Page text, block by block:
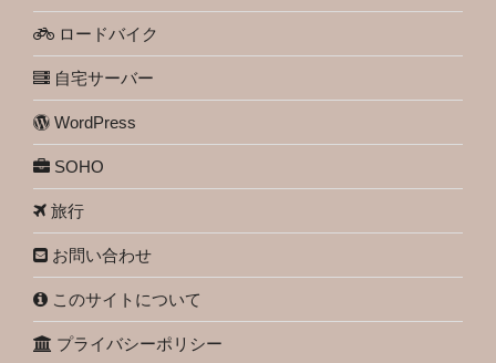
ロードバイク
自宅サーバー
WordPress
SOHO
旅行
お問い合わせ
このサイトについて
プライバシーポリシー